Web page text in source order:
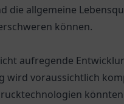
die allgemeine
können.
aufregende
wird voraussichtlich